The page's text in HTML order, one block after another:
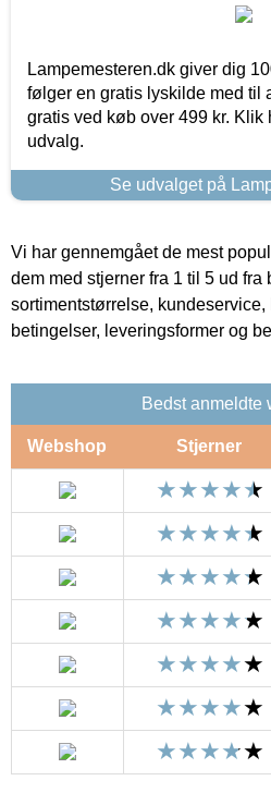
Lampemesteren.dk giver dig
følger en gratis lyskilde med til
gratis ved køb over 499 kr. Klik
udvalg.
Se udvalget på
Vi har gennemgået de mest
dem med stjerner fra 1 til 5 ud fra
sortimentstørrelse,
betingelser, leveringsformer og
Bedst anmeldte
Webshop Stjerner